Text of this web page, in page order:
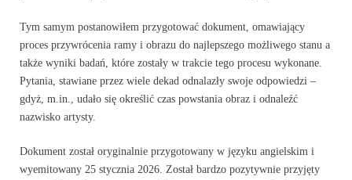
Tym samym postanowiłem przygotować dokument, omawiający
proces przywrócenia ramy i obrazu do najlepszego możliwego stanu a
także wyniki badań, które zostały w trakcie tego procesu wykonane.
Pytania, stawiane przez wiele dekad odnalazły swoje odpowiedzi –
gdyż, m.in., udało się określić czas powstania obraz i odnaleźć
nazwisko artysty.
Dokument został oryginalnie przygotowany w języku angielskim i
wyemitowany 25 stycznia 2026. Został bardzo pozytywnie przyjęty